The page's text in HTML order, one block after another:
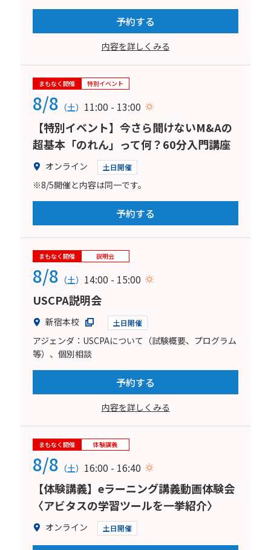
予約する
内容を詳しくみる
まもなく開催 特別イベント
8/8 （土） 11:00 - 13:00
【特別イベント】今さら聞けないM&Aの
超基本「のれん」って何？60分入門講座
オンライン 土日開催
※8/5開催と内容は同一です。
予約する
まもなく開催 説明会
8/8 （土） 14:00 - 15:00
USCPA説明会
新宿本校 土日開催
アジェンダ：USCPAについて（試験概要、プログラム
等）、個別相談
予約する
内容を詳しくみる
まもなく開催 体験講義
8/8 （土） 16:00 - 16:40
【体験講義】eラーニング講義動画体験会
〈アビタスの学習ツールを一挙紹介〉
オンライン 土日開催